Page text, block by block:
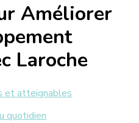
Améliorer
Laroche
et atteignables
quotidien